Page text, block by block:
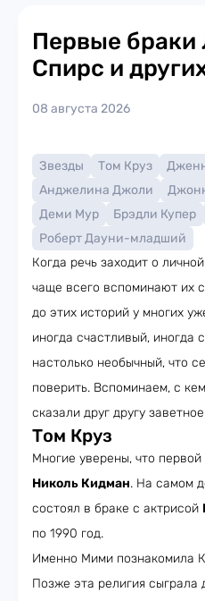
Первые браки
Спирс и
08 августа 2026
Звезды Том Круз
Анджелина Джоли
Деми Мур
Брэдли Купер
Роберт Дауни-младший
Когда речь заходит о
чаще всего вспоминают их
до этих историй у многих
иногда счастливый, иногда
настолько необычный, что
поверить. Вспоминаем, с
сказали друг другу
Том Круз
Многие уверены, что
Николь Кидман. На самом
состоял в браке с актрисой
по 1990 год.
Именно Мими познакомила
Позже эта религия